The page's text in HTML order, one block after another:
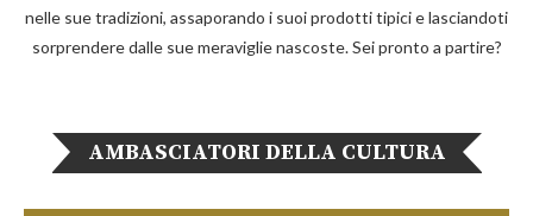
nelle sue tradizioni, assaporando i suoi prodotti tipici e lasciandoti
sorprendere dalle sue meraviglie nascoste. Sei pronto a partire?
AMBASCIATORI DELLA CULTURA